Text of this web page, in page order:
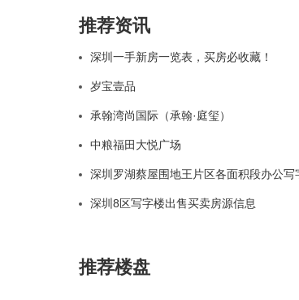
推荐资讯
深圳一手新房一览表，买房必收藏！
岁宝壹品
承翰湾尚国际（承翰·庭玺）
中粮福田大悦广场
深圳罗湖蔡屋围地王片区各面积段办公写
深圳8区写字楼出售买卖房源信息
推荐楼盘